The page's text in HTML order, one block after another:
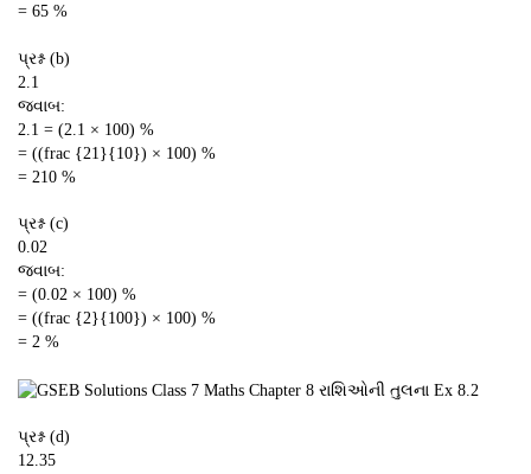
= 65 %
પ્રશ્ન (b)
2.1
જવાબ:
2.1 = (2.1 × 100) %
= ((frac {21}{10}) × 100) %
= 210 %
પ્રશ્ન (c)
0.02
જવાબ:
= (0.02 × 100) %
= ((frac {2}{100}) × 100) %
= 2 %
પ્રશ્ન (d)
12.35